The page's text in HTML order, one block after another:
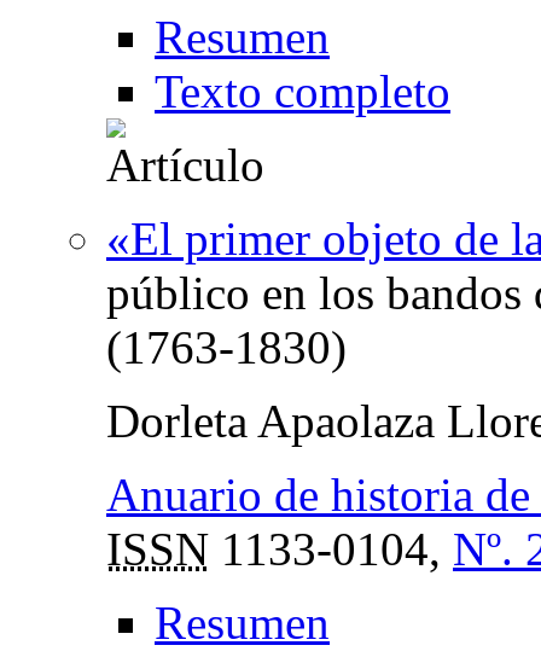
Resumen
Texto completo
«El primer objeto de
público en los bandos
(1763-1830)
Dorleta Apaolaza
Anuario de historia
ISSN 1133-0104, Nº.
Resumen